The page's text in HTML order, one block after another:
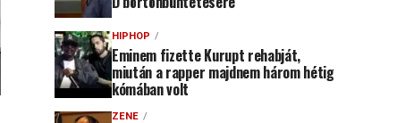
HIPHOP
Eminem fizette Kurupt rehabját,
miután a rapper majdnem három hétig
kómában volt
ZENE